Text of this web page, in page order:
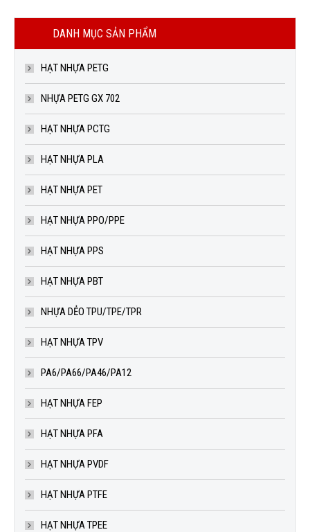
DANH MỤC SẢN PHẨM
HẠT NHỰA PETG
NHỰA PETG GX 702
HẠT NHỰA PCTG
HẠT NHỰA PLA
HẠT NHỰA PET
HẠT NHỰA PPO/PPE
HẠT NHỰA PPS
HẠT NHỰA PBT
NHỰA DẺO TPU/TPE/TPR
HẠT NHỰA TPV
PA6/PA66/PA46/PA12
HẠT NHỰA FEP
HẠT NHỰA PFA
HẠT NHỰA PVDF
HẠT NHỰA PTFE
HẠT NHỰA TPEE